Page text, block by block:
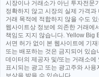
시장이나 거래소가 아닌 투자전문
정확하지 않고 시장의 실제 가격
거래 목적에 적합하지 않을 수도
웹사이트상 정보에 의존한 거래에
책임도 지지 않습니다. Yellow Big
서면 허가 없이 본 웹사이트에 기
또는 배포하는 것은 금지되어 있
데이터의 제공자 및/또는 거래소
표시되는 광고 또는 광고주와 사
보상을 받을 수 있습니다.